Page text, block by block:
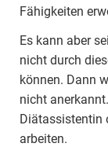
Fähigkeiten
Es kann aber
nicht durch
können. Dann
nicht
Diätassistentin
arbeiten.